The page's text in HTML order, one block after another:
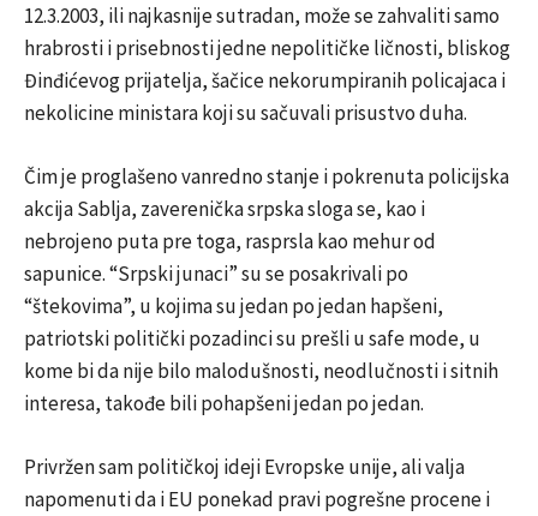
12.3.2003, ili najkasnije sutradan, može se zahvaliti samo
hrabrosti i prisebnosti jedne nepolitičke ličnosti, bliskog
Đinđićevog prijatelja, šačice nekorumpiranih policajaca i
nekolicine ministara koji su sačuvali prisustvo duha.
Čim je proglašeno vanredno stanje i pokrenuta policijska
akcija Sablja, zaverenička srpska sloga se, kao i
nebrojeno puta pre toga, rasprsla kao mehur od
sapunice. “Srpski junaci” su se posakrivali po
“štekovima”, u kojima su jedan po jedan hapšeni,
patriotski politički pozadinci su prešli u safe mode, u
kome bi da nije bilo malodušnosti, neodlučnosti i sitnih
interesa, takođe bili pohapšeni jedan po jedan.
Privržen sam političkoj ideji Evropske unije, ali valja
napomenuti da i EU ponekad pravi pogrešne procene i